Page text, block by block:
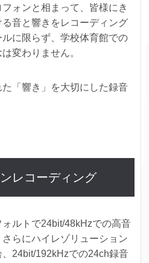
ォンと相まって、皆様にき
音と響きをレコーディング
ルに限らず、学校体育館での
変わりません。
「響き」を大切にした録音
レコーディング
ルトで24bit/48kHzでの高音
らにハイレゾリューション
24bit/192kHzでの24ch録音